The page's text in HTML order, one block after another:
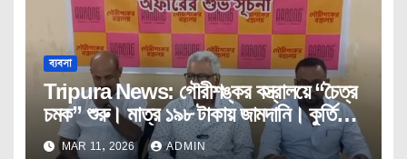
ব্যবসা
Tripura News: গৌরীশঙ্কর বস্ত্রালয়ে “চৈত্র
চমক” শুরু। মাত্র ১৯৮ টাকায় জামদানি। কুর্তি
১২৫ টাকা।
MAR 11, 2026 ADMIN